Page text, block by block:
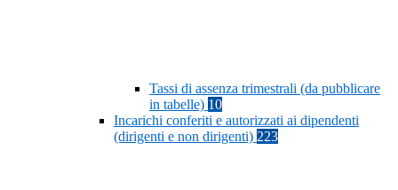
Tassi di assenza trimestrali (da pubblicare
in tabelle) 10
Incarichi conferiti e autorizzati ai dipendenti
(dirigenti e non dirigenti) 223